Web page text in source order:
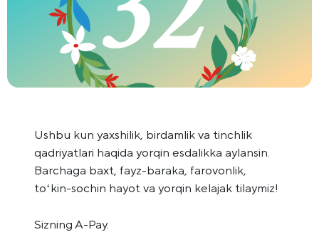
Ushbu kun yaxshilik, birdamlik va tinchlik
qadriyatlari haqida yorqin esdalikka aylansin.
Barchaga baxt, fayz-baraka, farovonlik,
toʻkin-sochin hayot va yorqin kelajak tilaymiz!
Sizning A-Pay.